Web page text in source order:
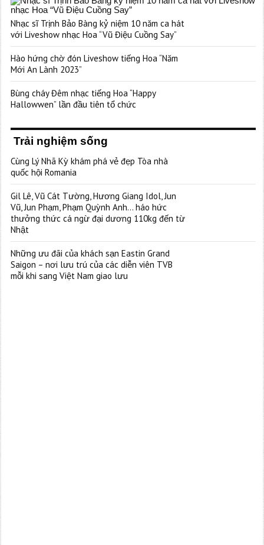
Nhạc sĩ Trịnh Bảo Bàng kỷ niệm 10 năm ca hát
với Liveshow nhạc Hoa “Vũ Điệu Cuồng Say”
Hào hứng chờ đón Liveshow tiếng Hoa “Năm
Mới An Lành 2023”
Bùng cháy Đêm nhạc tiếng Hoa “Happy
Hallowwen” lần đầu tiên tổ chức
Trải nghiệm sống
Cùng Lý Nhã Kỳ khám phá vẻ đẹp Tòa nhà
quốc hội Romania
Gil Lê, Vũ Cát Tường, Hương Giang Idol, Jun
Vũ, Jun Phạm, Phạm Quỳnh Anh… háo hức
thưởng thức cá ngừ đại dương 110kg đến từ
Nhật
Những ưu đãi của khách sạn Eastin Grand
Saigon – nơi lưu trú của các diễn viên TVB
mỗi khi sang Việt Nam giao lưu